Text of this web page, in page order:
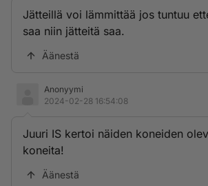
Jätteillä voi lämmittää jos tuntuu
saa niin jätteitä saa.
Äänestä
Anonyymi
2024-02-28 16:54:08
Juuri IS kertoi näiden koneiden
koneita!
Äänestä